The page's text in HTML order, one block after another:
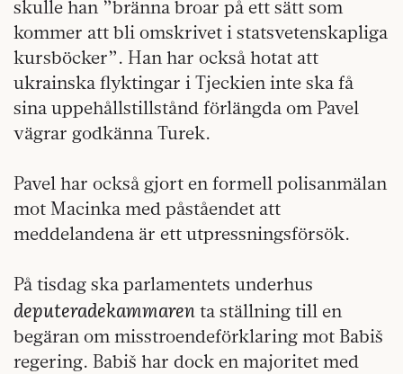
skulle han ”bränna broar på ett sätt som
kommer att bli omskrivet i statsvetenskapliga
kursböcker”. Han har också hotat att
ukrainska flyktingar i Tjeckien inte ska få
sina uppehållstillstånd förlängda om Pavel
vägrar godkänna Turek.
Pavel har också gjort en formell polisanmälan
mot Macinka med påståendet att
meddelandena är ett utpressningsförsök.
På tisdag ska parlamentets underhus
deputeradekammaren ta ställning till en
begäran om misstroendeförklaring mot Babiš
regering. Babiš har dock en majoritet med